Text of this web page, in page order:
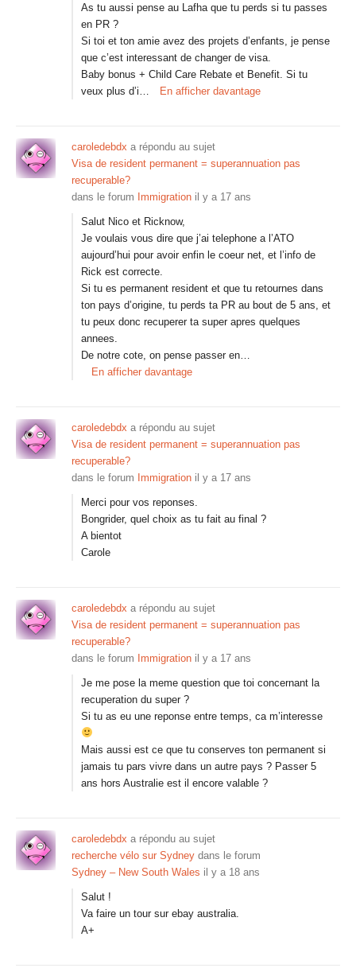
As tu aussi pense au Lafha que tu perds si tu passes
en PR ?
Si toi et ton amie avez des projets d’enfants, je pense
que c’est interessant de changer de visa.
Baby bonus + Child Care Rebate et Benefit. Si tu
veux plus d’i…
En afficher davantage
caroledebdx a répondu au sujet
Visa de resident permanent = superannuation pas
recuperable?
dans le forum Immigration il y a 17 ans
Salut Nico et Ricknow,
Je voulais vous dire que j’ai telephone a l’ATO
aujourd’hui pour avoir enfin le coeur net, et l’info de
Rick est correcte.
Si tu es permanent resident et que tu retournes dans
ton pays d’origine, tu perds ta PR au bout de 5 ans, et
tu peux donc recuperer ta super apres quelques
annees.
De notre cote, on pense passer en…
En afficher davantage
caroledebdx a répondu au sujet
Visa de resident permanent = superannuation pas
recuperable?
dans le forum Immigration il y a 17 ans
Merci pour vos reponses.
Bongrider, quel choix as tu fait au final ?
A bientot
Carole
caroledebdx a répondu au sujet
Visa de resident permanent = superannuation pas
recuperable?
dans le forum Immigration il y a 17 ans
Je me pose la meme question que toi concernant la
recuperation du super ?
Si tu as eu une reponse entre temps, ca m’interesse
Mais aussi est ce que tu conserves ton permanent si
jamais tu pars vivre dans un autre pays ? Passer 5
ans hors Australie est il encore valable ?
caroledebdx a répondu au sujet
recherche vélo sur Sydney dans le forum
Sydney – New South Wales il y a 18 ans
Salut !
Va faire un tour sur ebay australia.
A+